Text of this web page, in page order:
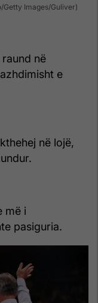
Getty Images/Guliver)
në
e
në lojë,
më i
pasiguria.